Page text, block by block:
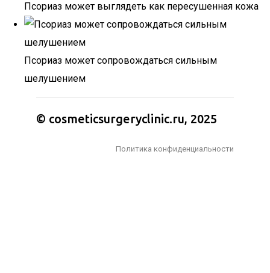
Псориаз может выглядеть как пересушенная кожа
Псориаз может сопровождаться сильным
шелушением
© cosmeticsurgeryclinic.ru, 2025
Политика конфиденциальности